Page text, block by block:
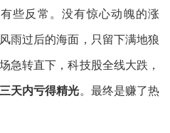
些反常。没有惊心动魄的涨
雨过后的海面，只留下满地狼
急转直下，科技股全线大跌，
天内亏得精光。最终是赚了热